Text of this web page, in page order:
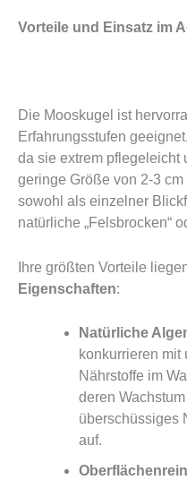
Vorteile und Einsatz im
Die Mooskugel ist
Erfahrungsstufen geeignet,
da sie extrem pflegeleicht
geringe Größe von 2-3
sowohl als einzelner
natürliche „Felsbrocken“
Ihre größten Vorteile
Eigenschaften:
Natürliche
konkurrieren mit
Nährstoffe im
deren
überschüssiges
auf.